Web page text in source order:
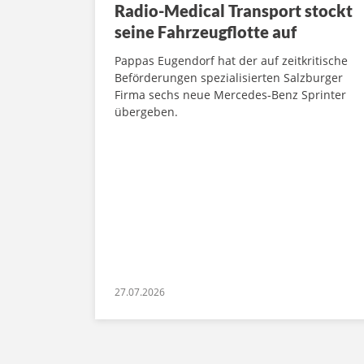
Radio-Medical Transport stockt
seine Fahrzeugflotte auf
Pappas Eugendorf hat der auf zeitkritische
Beförderungen spezialisierten Salzburger
Firma sechs neue Mercedes-Benz Sprinter
übergeben.
27.07.2026